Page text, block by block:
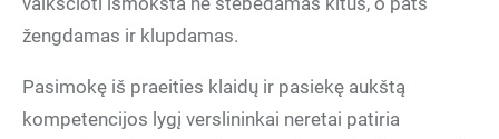
žengdamas ir klupdamas.
Pasimokę iš praeities klaidų ir pasiekę aukštą
kompetencijos lygį verslininkai neretai patiria